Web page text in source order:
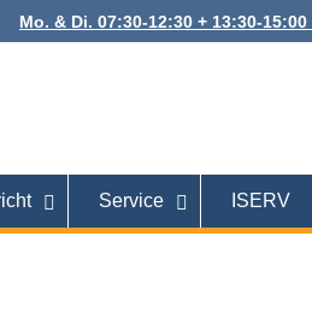
Mo. & Di. 07:30-12:30 + 13:30-
Service ISERV